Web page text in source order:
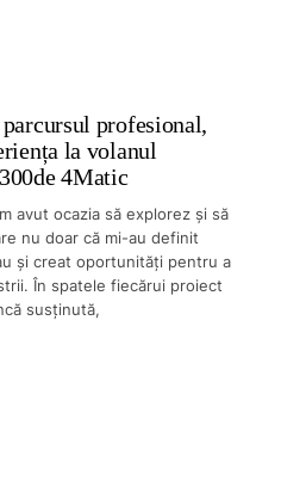
profesional,
la volanul
4Matic
avut ocazia să explorez și să
nu doar că mi-au definit
și creat oportunități pentru a
În spatele fiecărui proiect
susținută,